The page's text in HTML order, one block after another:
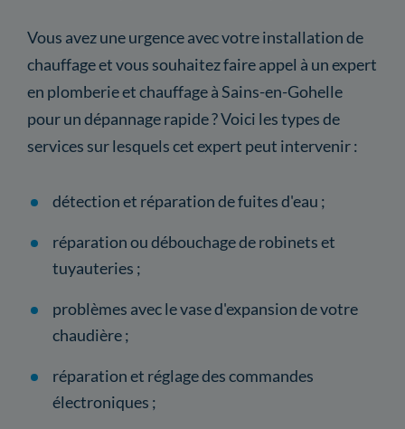
Vous avez une urgence avec votre installation de
chauffage et vous souhaitez faire appel à un expert
en plomberie et chauffage à Sains-en-Gohelle
pour un dépannage rapide ? Voici les types de
services sur lesquels cet expert peut intervenir :
détection et réparation de fuites d'eau ;
réparation ou débouchage de robinets et
tuyauteries ;
problèmes avec le vase d'expansion de votre
chaudière ;
réparation et réglage des commandes
électroniques ;